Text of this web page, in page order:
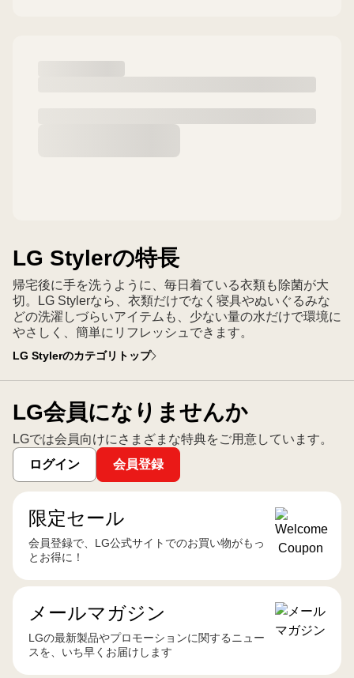
LG Stylerの特長
帰宅後に手を洗うように、毎日着ている衣類も除菌が大
切。LG Stylerなら、衣類だけでなく寝具やぬいぐるみな
どの洗濯しづらいアイテムも、少ない量の水だけで環境に
やさしく、簡単にリフレッシュできます。
LG Stylerのカテゴリトップ
LG会員になりませんか
LGでは会員向けにさまざまな特典をご用意しています。
ログイン
会員登録
限定セール
会員登録で、LG公式サイトでのお買い物がもっ
とお得に！
メールマガジン
LGの最新製品やプロモーションに関するニュー
スを、いち早くお届けします